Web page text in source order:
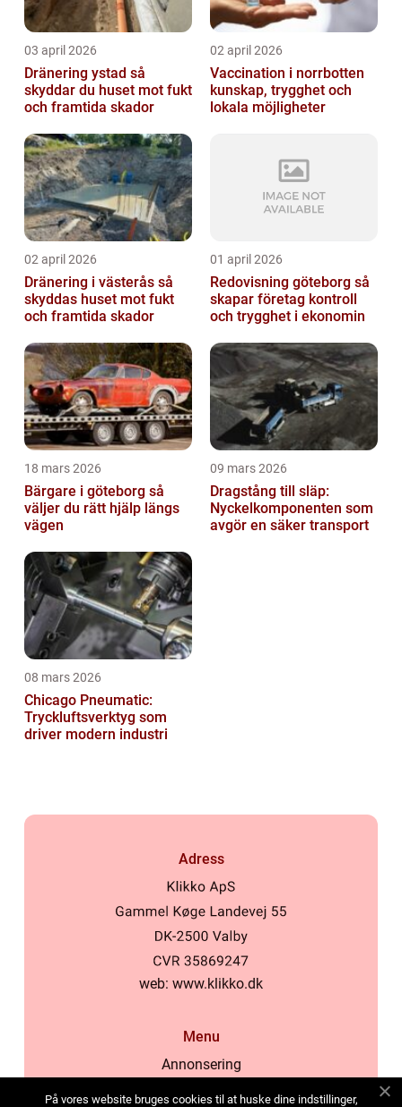
03 april 2026
Dränering ystad så
skyddar du huset mot fukt
och framtida skador
02 april 2026
Vaccination i norrbotten
kunskap, trygghet och
lokala möjligheter
02 april 2026
Dränering i västerås så
skyddas huset mot fukt
och framtida skador
01 april 2026
Redovisning göteborg så
skapar företag kontroll
och trygghet i ekonomin
18 mars 2026
Bärgare i göteborg så
väljer du rätt hjälp längs
vägen
09 mars 2026
Dragstång till släp:
Nyckelkomponenten som
avgör en säker transport
08 mars 2026
Chicago Pneumatic:
Tryckluftsverktyg som
driver modern industri
Adress
web: www.klikko.dk
Menu
Annonsering
På vores website bruges cookies til at huske dine indstillinger,